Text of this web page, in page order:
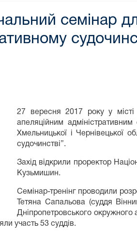
семінар
27 вересня 2017 року у місті
апеляційним
Хмельницької і Чернівецької
судочинстві”.
Захід відкрили проректор
Кузьмишин.
Семінар-тренінг проводили
Тетяна Сапальова (суддя
Дніпропетровського окружного
участь 53 суддів.